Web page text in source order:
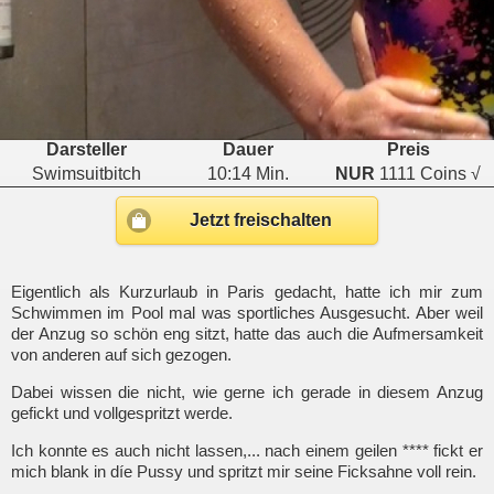
Darsteller Dauer
Preis
Swimsuitbitch
10:14 Min. NUR 1111 Coins √
Jetzt freischalten
Eigentlich als Kurzurlaub in Paris gedacht, hatte ich mir zum
Schwimmen im Pool mal was sportliches Ausgesucht. Aber weil
der Anzug so schön eng sitzt, hatte das auch die Aufmersamkeit
von anderen auf sich gezogen.
Dabei wissen die nicht, wie gerne ich gerade in diesem Anzug
gefickt und vollgespritzt werde.
Ich konnte es auch nicht lassen,... nach einem geilen **** fickt er
mich blank in díe Pussy und spritzt mir seine Ficksahne voll rein.